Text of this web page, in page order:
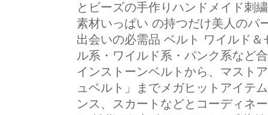
とビーズの手作りハンドメイド刺
素材いっぱい の持つだけ美人のパ
出会いの必需品 ベルト ワイルド
ル系・ワイルド系・パンク系など
インストーンベルトから、マスト
ュベルト」までメガヒットアイテ
ンス、スカートなどとコーディネ